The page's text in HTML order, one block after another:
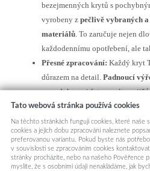
bezejmenných krytů s
vyrobeny z pečlivě vybraných
materiálů. To zaručuje nejen
každodennímu opotřebení, ale
Přesné zpracování: Každý kryt
důrazem na detail. Padnoucí
reproduktory i fotoaparáty
nebude nikdy omezena.Tlačítka
nabíjecímu portu je vždy
Mimořádný poměr cena/výkon:
marketingové kampaně ani za
skutečně záleží – zakvalitní
Tato webová stránka používá cookies
Na těchto stránkách fungují cookies, které naše
cookies a jejich dobu zpracování naleznete
preferovanou variantu. Pokud byste nás
v souvislosti se zpracováním cookies
stránky procházíte, nebo na našeho Pověřence
myslíte, že s osobními údaji nenakládáme, jak